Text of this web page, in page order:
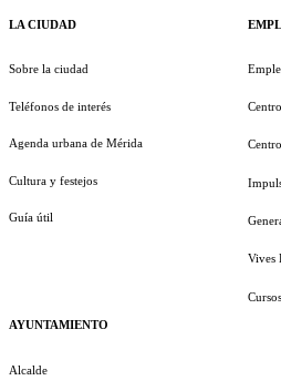
LA CIUDAD
Sobre la ciudad
Teléfonos de interés
Agenda urbana de Mérida
Cultura y festejos
Guía útil
AYUNTAMIENTO
Alcalde
Vives